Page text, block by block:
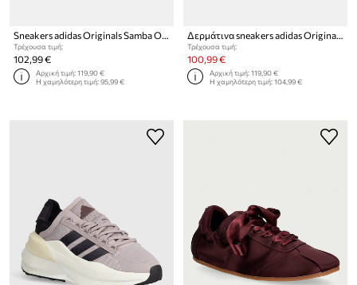
Sneakers adidas Originals Samba OG
Τρέχουσα τιμή:
102,99 €
Αρχική τιμή:119,90 €
Η χαμηλότερη τιμή:95,99 €
Δερμάτινα sneakers adidas Originals Samba OG
Τρέχουσα τιμή:
100,99 €
Αρχική τιμή:119,90 €
Η χαμηλότερη τιμή:104,99 €